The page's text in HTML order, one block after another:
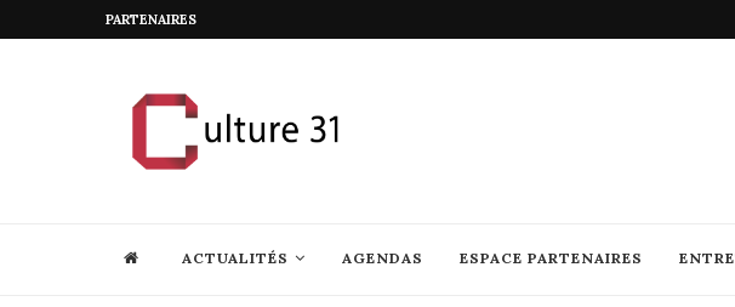
PARTENAIRES
ACTUALITÉS AGENDAS ESPACE PARTENAIRES